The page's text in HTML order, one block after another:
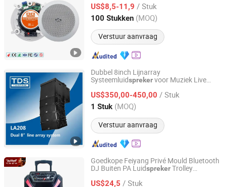
US$8,5-11,9 / Stuk
100 Stukken (MOQ)
Verstuur aanvraag
Guangdong, China Sinds 2011
Dubbel 8inch Lijnarray
Systeemluidsprekervoor Muziek Live
US$350,00-450,00 / Stuk
1 Stuk (MOQ)
Verstuur aanvraag
TDS ACOUSTIC CO., LIMITED
Guangdong, China Sinds 2012
Goedkope Feiyang Privé Mould Bluetooth
DJ Buiten PA LuidsprekerTrolley
US$24,5 / Stuk
Guangzhou Baiyun District Jianggao Feiyang Electronic
Factory